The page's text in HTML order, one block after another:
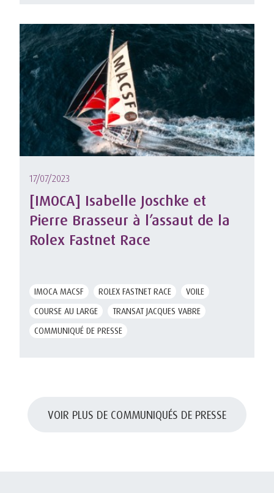
17/07/2023
[IMOCA] Isabelle Joschke et
Pierre Brasseur à l’assaut de la
Rolex Fastnet Race
IMOCA MACSF ROLEX FASTNET RACE
VOILE
COURSE AU LARGE
TRANSAT JACQUES VABRE
COMMUNIQUÉ DE PRESSE
VOIR PLUS DE COMMUNIQUÉS DE PRESSE